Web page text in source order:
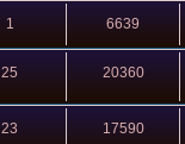
1 6639
25 20360
23 17590